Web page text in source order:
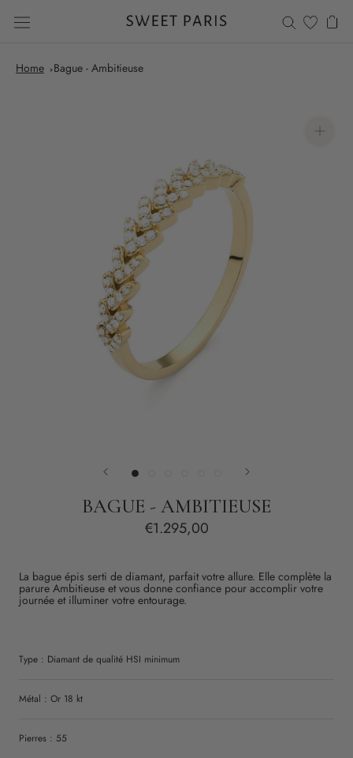
Home
Bague - Ambitieuse
BAGUE - AMBITIEUSE
€1.295,00
La bague épis serti de diamant, parfait votre allure. Elle complète la
parure Ambitieuse et vous donne confiance pour accomplir votre
journée et illuminer votre entourage.
Type : Diamant de qualité HSI minimum
Métal : Or 18 kt
Pierres : 55